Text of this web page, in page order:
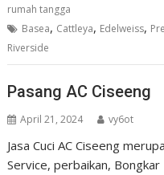
rumah tangga
Basea, Cattleya, Edelweiss,
Riverside
Pasang AC Ciseeng
April 21, 2024 vy6ot
Jasa Cuci AC Ciseeng
Service, perbaikan,